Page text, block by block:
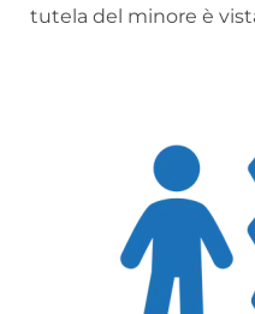
tutela del minore è